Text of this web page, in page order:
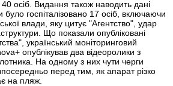
осіб. Видання також наводить дані
госпіталізовано 17 осіб, включаючи
влади, яку цитує "Агентство", удар
Що показали опубліковані
український моніторинговий
опублікував два відеоролики з
На одному з них чути черги
перед тим, як апарат різко
на пляж.